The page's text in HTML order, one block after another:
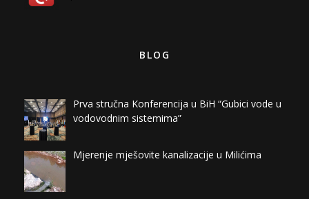
BLOG
Prva stručna Konferencija u BiH “Gubici vode u
vodovodnim sistemima”
Mjerenje mješovite kanalizacije u Milićima